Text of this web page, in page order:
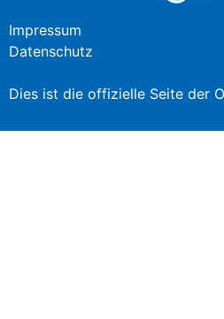
Impressum
Datenschutz
Dies ist die offizielle Seite der